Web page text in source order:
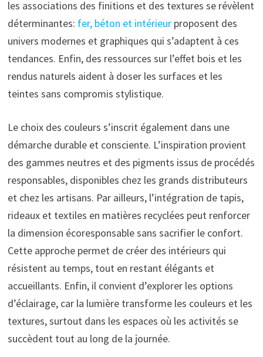
les associations des finitions et des textures se révèlent
déterminantes: fer, béton et intérieurproposent des
univers modernes et graphiques qui s’adaptent à ces
tendances. Enfin, des ressources sur l’effet bois et les
rendus naturels aident à doser les surfaces et les
teintes sans compromis stylistique.
Le choix des couleurs s’inscrit également dans une
démarche durable et consciente. L’inspiration provient
des gammes neutres et des pigments issus de procédés
responsables, disponibles chez les grands distributeurs
et chez les artisans. Par ailleurs, l’intégration de tapis,
rideaux et textiles en matières recyclées peut renforcer
la dimension écoresponsable sans sacrifier le confort.
Cette approche permet de créer des intérieurs qui
résistent au temps, tout en restant élégants et
accueillants. Enfin, il convient d’explorer les options
d’éclairage, car la lumière transforme les couleurs et les
textures, surtout dans les espaces où les activités se
succèdent tout au long de la journée.